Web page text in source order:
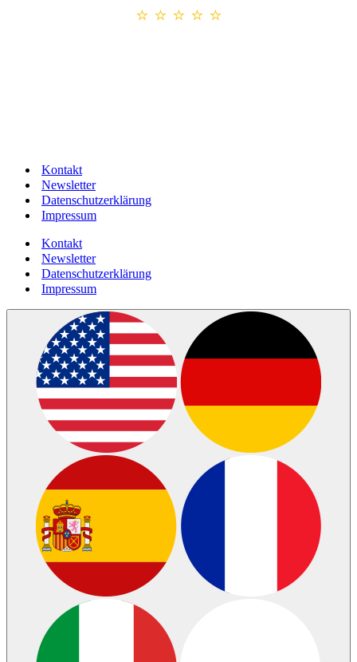
⭐ ⭐ ⭐ ⭐ ⭐
Kontakt
Newsletter
Datenschutzerklärung
Impressum
Kontakt
Newsletter
Datenschutzerklärung
Impressum